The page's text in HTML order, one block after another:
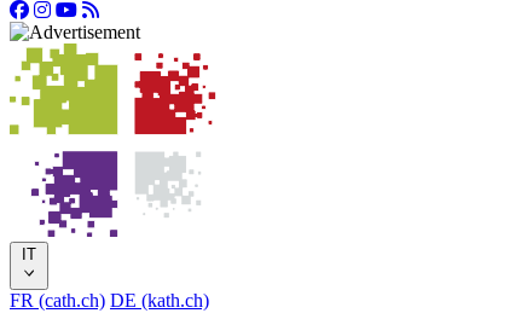
IT
FR (cath.ch) DE (kath.ch)